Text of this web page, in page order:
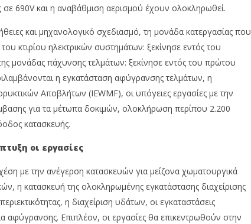
690V και η αναβάθμιση αερισμού έχουν ολοκληρωθεί.
και μηχανολογικό σχεδιασμό, τη μονάδα κατεργασίας που
κτιρίου ηλεκτρικών συστημάτων: ξεκίνησε εντός του
μονάδας πάχυνσης τελμάτων: ξεκίνησε εντός του πρώτου
η εγκατάσταση αφύγρανσης τελμάτων, η
Αποβλήτων (IEWMF), οι υπόγειες εργασίες με την
για τα μέτωπα δοκιμών, ολοκλήρωση περίπου 2.200
κατασκευής.
οι εργασίες
με την ανέγερση κατασκευών για μείζονα χωματουργικά
η κατασκευή της ολοκληρωμένης εγκατάστασης διαχείρισης
η διαχείριση υδάτων, οι εγκαταστάσεις
αφύγρανσης. Επιπλέον, οι εργασίες θα επικεντρωθούν στην